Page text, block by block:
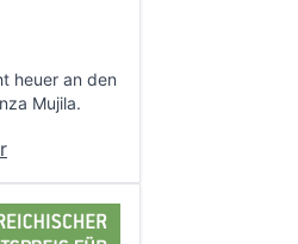
heuer an den
Mujila.